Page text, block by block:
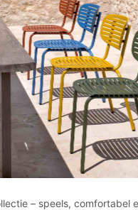
– speels, comfortabel